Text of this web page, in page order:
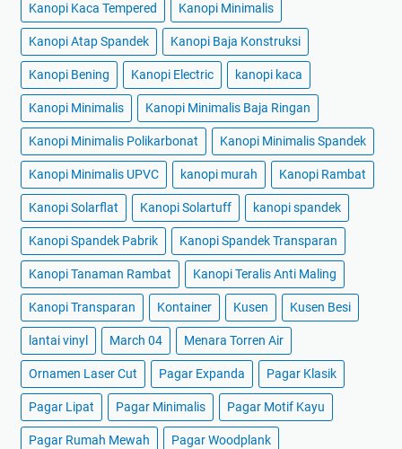
Kanopi Kaca Tempered Kanopi Minimalis
Kanopi Atap Spandek Kanopi Baja Konstruksi
Kanopi Bening Kanopi Electric kanopi kaca
Kanopi Minimalis Kanopi Minimalis Baja Ringan
Kanopi Minimalis Polikarbonat Kanopi Minimalis Spandek
Kanopi Minimalis UPVC kanopi murah Kanopi Rambat
Kanopi Solarflat Kanopi Solartuff kanopi spandek
Kanopi Spandek Pabrik Kanopi Spandek Transparan
Kanopi Tanaman Rambat Kanopi Teralis Anti Maling
Kanopi Transparan Kontainer Kusen Kusen Besi
lantai vinyl March 04 Menara Torren Air
Ornamen Laser Cut Pagar Expanda Pagar Klasik
Pagar Lipat Pagar Minimalis Pagar Motif Kayu
Pagar Rumah Mewah Pagar Woodplank